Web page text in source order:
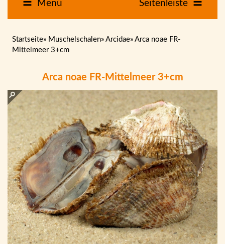
Menü Seitenleiste
Startseite» Muschelschalen» Arcidae» Arca noae FR-
Mittelmeer 3+cm
Arca noae FR-Mittelmeer 3+cm